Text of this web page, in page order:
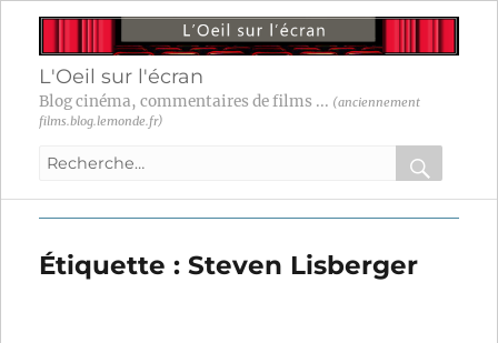
L'Oeil sur l'écran
Blog cinéma, commentaires de films ... (anciennement
films.blog.lemonde.fr)
Recherche
:
OK
Étiquette :Steven Lisberger